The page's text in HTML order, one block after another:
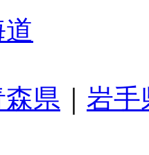
森県
岩手